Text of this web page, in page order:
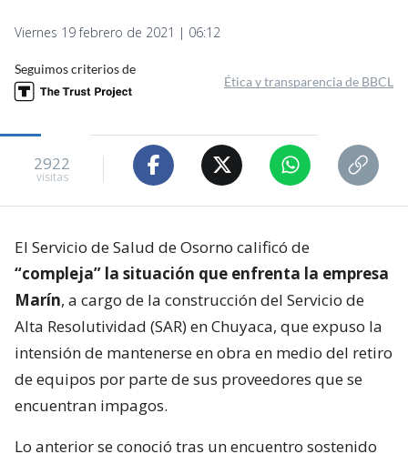
Viernes 19 febrero de 2021 | 06:12
Seguimos criterios de
Ética y transparencia de BBCL
2922
visitas
El Servicio de Salud de Osorno calificó de
“compleja” la situación que enfrenta la empresa
Marín, a cargo de la construcción del Servicio de
Alta Resolutividad (SAR) en Chuyaca, que expuso la
intensión de mantenerse en obra en medio del retiro
de equipos por parte de sus proveedores que se
encuentran impagos.
Lo anterior se conoció tras un encuentro sostenido